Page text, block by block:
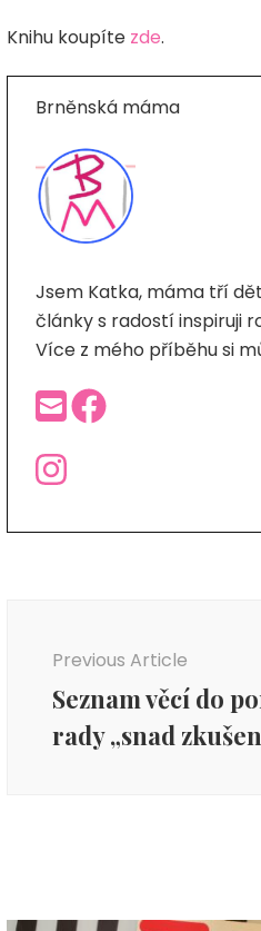
Knihu koupíte zde.
Brněnská máma
Jsem Katka, máma tří
články s radostí inspiruji
Více z mého příběhu si
Previous Article
Seznam věcí do
rady „snad